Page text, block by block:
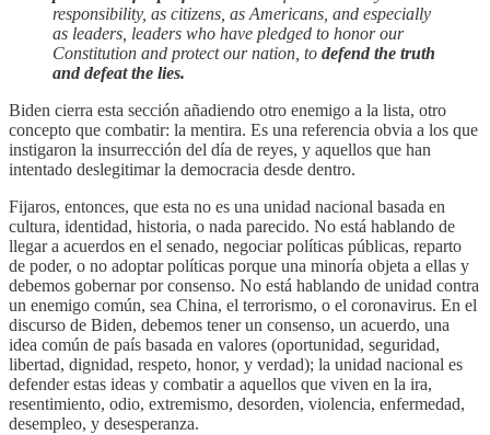
responsibility, as citizens, as Americans, and especially
as leaders, leaders who have pledged to honor our
Constitution and protect our nation, to defend the truth
and defeat the lies.
Biden cierra esta sección añadiendo otro enemigo a la lista, otro
concepto que combatir: la mentira. Es una referencia obvia a los que
instigaron la insurrección del día de reyes, y aquellos que han
intentado deslegitimar la democracia desde dentro.
Fijaros, entonces, que esta no es una unidad nacional basada en
cultura, identidad, historia, o nada parecido. No está hablando de
llegar a acuerdos en el senado, negociar políticas públicas, reparto
de poder, o no adoptar políticas porque una minoría objeta a ellas y
debemos gobernar por consenso. No está hablando de unidad contra
un enemigo común, sea China, el terrorismo, o el coronavirus. En el
discurso de Biden, debemos tener un consenso, un acuerdo, una
idea común de país basada en valores (oportunidad, seguridad,
libertad, dignidad, respeto, honor, y verdad); la unidad nacional es
defender estas ideas y combatir a aquellos que viven en la ira,
resentimiento, odio, extremismo, desorden, violencia, enfermedad,
desempleo, y desesperanza.